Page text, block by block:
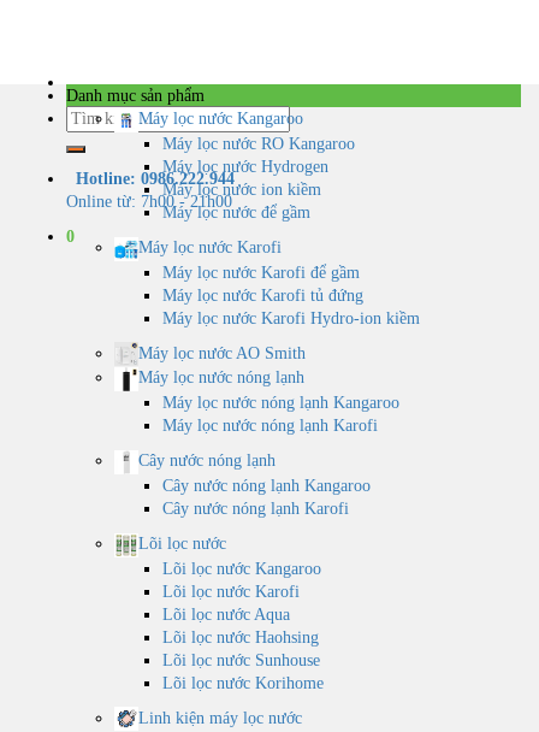
Tìm
Hotline: 0986.222.944
Online từ: 7h00 - 21h00
0
Danh mục sản phẩm
Máy lọc nước Kangaroo
Máy lọc nước RO Kangaroo
Máy lọc nước Hydrogen
Máy lọc nước ion kiềm
Máy lọc nước để gầm
Máy lọc nước Karofi
Máy lọc nước Karofi để gầm
Máy lọc nước Karofi tủ đứng
Máy lọc nước Karofi Hydro-ion kiềm
Máy lọc nước AO Smith
Máy lọc nước nóng lạnh
Máy lọc nước nóng lạnh Kangaroo
Máy lọc nước nóng lạnh Karofi
Cây nước nóng lạnh
Cây nước nóng lạnh Kangaroo
Cây nước nóng lạnh Karofi
Lõi lọc nước
Lõi lọc nước Kangaroo
Lõi lọc nước Karofi
Lõi lọc nước Aqua
Lõi lọc nước Haohsing
Lõi lọc nước Sunhouse
Lõi lọc nước Korihome
Linh kiện máy lọc nước